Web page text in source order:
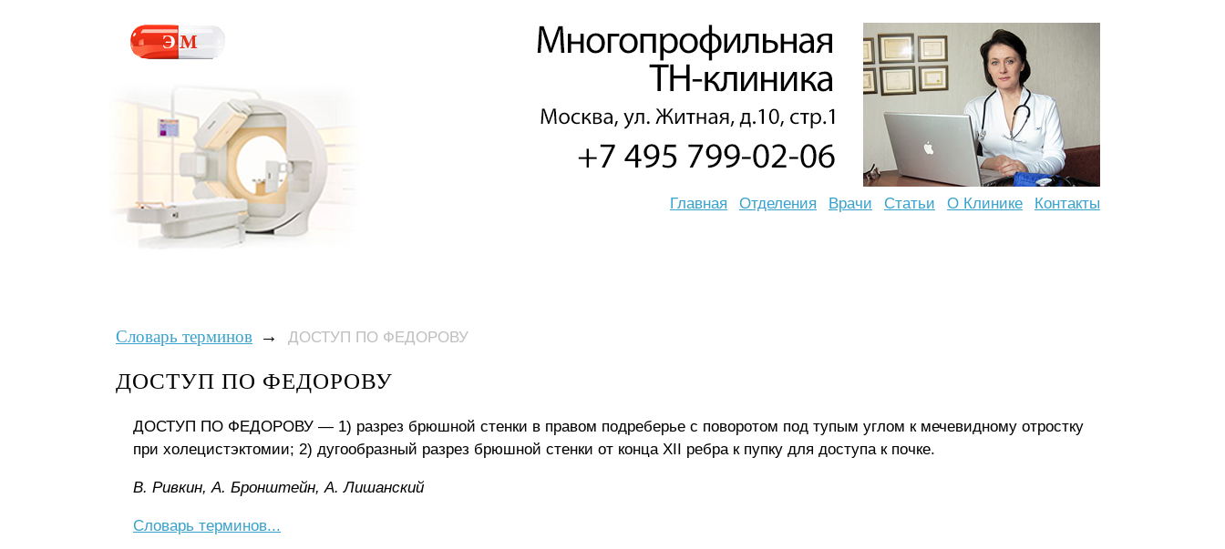
Главная Отделения Врачи Статьи О Клинике Контакты
Словарь терминов → ДОСТУП ПО ФЕДОРОВУ
ДОСТУП ПО ФЕДОРОВУ
ДОСТУП ПО ФЕДОРОВУ — 1) разрез брюшной стенки в правом подреберье с поворотом под тупым углом к мечевидному отростку
при холецистэктомии; 2) дугообразный разрез брюшной стенки от конца XII ребра к пупку для доступа к почке.
B. Pивкин, A. Бpoнштeйн, A. Лишaнcкий
Словарь терминов...